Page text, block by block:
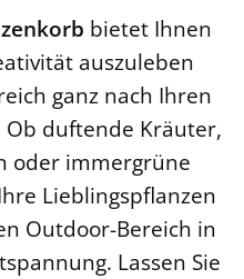
bietet Ihnen
auszuleben
ganz nach Ihren
Ob duftende Kräuter,
oder immergrüne
Lieblingspflanzen
Outdoor-Bereich in
Lassen Sie